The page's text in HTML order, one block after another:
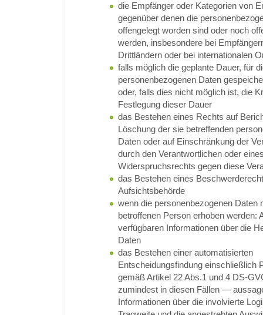
die Empfänger oder Kategorien von
gegenüber denen die
offengelegt worden sind oder noch
werden, insbesondere bei
Drittländern oder bei internationalen
falls möglich die geplante Dauer, für
personenbezogenen Daten
oder, falls dies nicht möglich ist, die
Festlegung dieser Dauer
das Bestehen eines Rechts auf
Löschung der sie betreffenden
Daten oder auf Einschränkung der
durch den Verantwortlichen oder
Widerspruchsrechts gegen diese
das Bestehen eines
Aufsichtsbehörde
wenn die personenbezogenen Daten
betroffenen Person erhoben werden:
verfügbaren Informationen über die
Daten
das Bestehen einer automatisierten
Entscheidungsfindung einschließlich
gemäß Artikel 22 Abs.1 und 4 DS-
zumindest in diesen Fällen —
Informationen über die involvierte